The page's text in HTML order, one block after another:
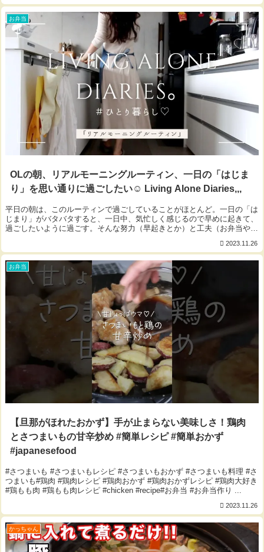
お弁当
OLの朝、リアルモーニングルーティン、一日の「はじま
り」を思い通りに過ごしたい☺︎ Living Alone Diaries,,,
平日の朝は、このルーティンで過ごしていることがほとんど。一日の「は
じまり」がバタバタすると、一日中、気忙しく感じるので早めに起きて、
過ごしたいように過ごす。そんな努力（早起きとか）と工夫（お弁当や朝
2023.11.26
お弁当
【旦那がほれたおかず】手が止まらない美味しさ！鶏肉
とさつまいもの甘辛炒め #簡単レシピ #簡単おかず
#japanesefood
#さつまいも #さつまいもレシピ #さつまいもおかず #さつまいも料理 #さ
つまいも#鶏肉 #鶏肉レシピ #鶏肉おかず #鶏肉おかずレシピ #鶏肉大好き
#鶏もも肉 #鶏もも肉レシピ #chicken #recipe#お弁当 #お弁当作り ...
2023.11.26
かっちゃん